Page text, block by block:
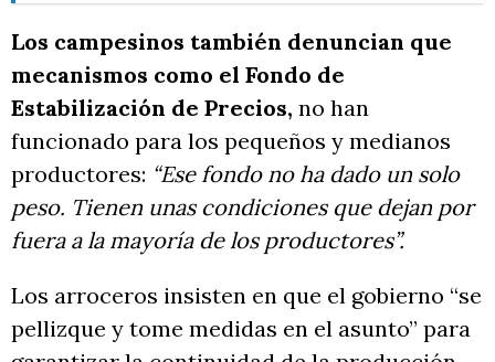
Los campesinos también denuncian que
mecanismos como el Fondo de
Estabilización de Precios, no han
funcionado para los pequeños y medianos
productores: “Ese fondo no ha dado un solo
peso. Tienen unas condiciones que dejan por
fuera a la mayoría de los productores”.
Los arroceros insisten en que el gobierno “se
pellizque y tome medidas en el asunto” para